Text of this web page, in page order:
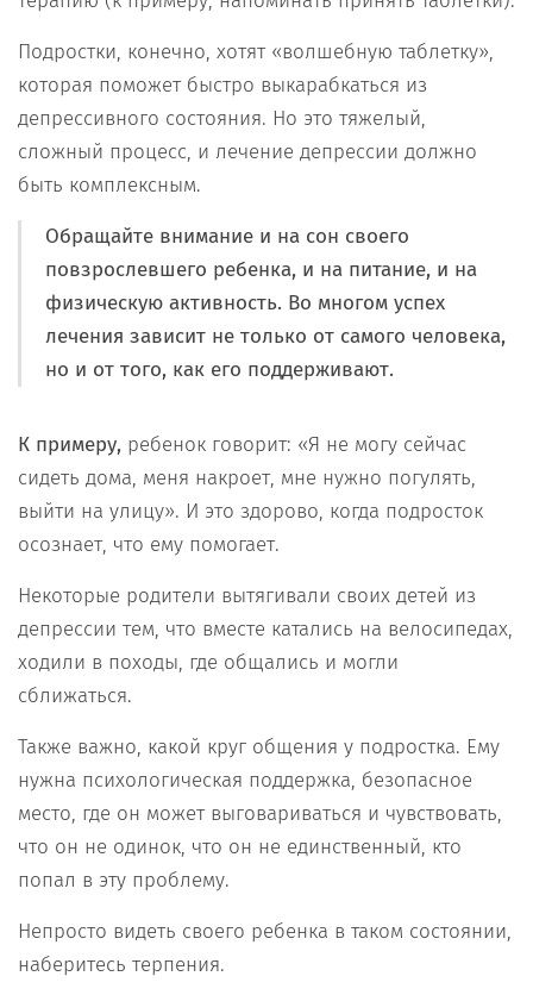
Подростки, конечно, хотят «волшебную таблетку»,
которая поможет быстро выкарабкаться из
депрессивного состояния. Но это тяжелый,
сложный процесс, и лечение депрессии должно
быть комплексным.
Обращайте внимание и на сон своего
повзрослевшего ребенка, и на питание, и на
физическую активность. Во многом успех
лечения зависит не только от самого человека,
но и от того, как его поддерживают.
К примеру, ребенок говорит: «Я не могу сейчас
сидеть дома, меня накроет, мне нужно погулять,
выйти на улицу». И это здорово, когда подросток
осознает, что ему помогает.
Некоторые родители вытягивали своих детей из
депрессии тем, что вместе катались на велосипедах,
ходили в походы, где общались и могли
сближаться.
Также важно, какой круг общения у подростка. Ему
нужна психологическая поддержка, безопасное
место, где он может выговариваться и чувствовать,
что он не одинок, что он не единственный, кто
попал в эту проблему.
Непросто видеть своего ребенка в таком состоянии,
наберитесь терпения.